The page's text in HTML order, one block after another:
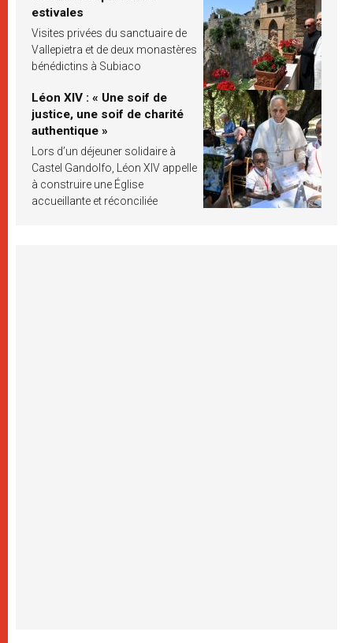
estivales
Visites privées du sanctuaire de
Vallepietra et de deux monastères
bénédictins à Subiaco
Léon XIV : « Une soif de
justice, une soif de charité
authentique »
Lors d’un déjeuner solidaire à
Castel Gandolfo, Léon XIV appelle
à construire une Église
accueillante et réconciliée